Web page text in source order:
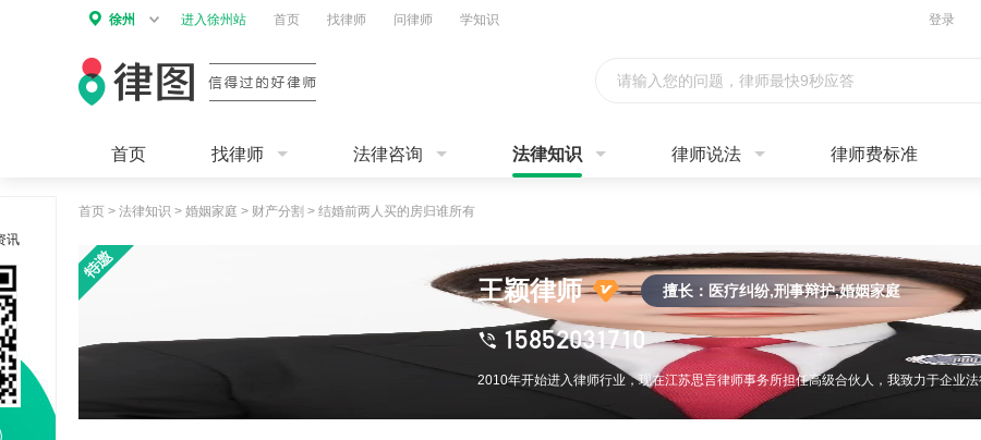
徐州 进入徐州站 首页 找律师 问律师 学知识 登录
请输入您的问题，律师最快9秒应答
首页 找律师 法律咨询 法律知识 律师说法 律师费标准
首页 > 法律知识 > 婚姻家庭 > 财产分割 > 结婚前两人买的房归谁所有
王颖律师 擅长：医疗纠纷,刑事辩护,婚姻家庭
15852031710
讯